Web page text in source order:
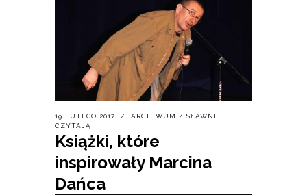
19 LUTEGO 2017 ARCHIWUM / SŁAWNI
CZYTAJĄ
Książki, które
inspirowały Marcina
Dańca